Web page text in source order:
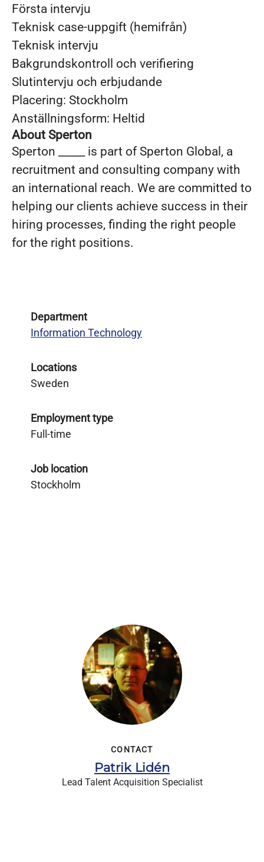
Första intervju
Teknisk case-uppgift (hemifrån)
Teknisk intervju
Bakgrundskontroll och verifiering
Slutintervju och erbjudande
Placering: Stockholm
Anställningsform: Heltid
About Sperton
Sperton _____ is part of Sperton Global, a
recruitment and consulting company with
an international reach. We are committed to
helping our clients achieve success in their
hiring processes, finding the right people
for the right positions.
Department
Information Technology
Locations
Sweden
Employment type
Full-time
Job location
Stockholm
CONTACT
Patrik Lidén
Lead Talent Acquisition Specialist